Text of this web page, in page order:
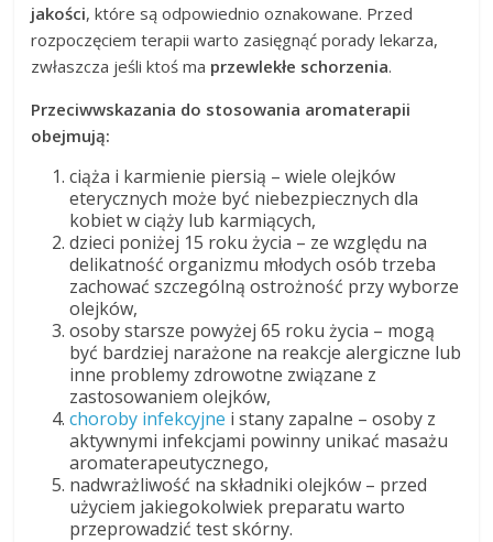
jakości, które są odpowiednio oznakowane. Przed
rozpoczęciem terapii warto zasięgnąć porady lekarza,
zwłaszcza jeśli ktoś ma przewlekłe schorzenia.
Przeciwwskazania do stosowania aromaterapii
obejmują:
ciąża i karmienie piersią – wiele olejków
eterycznych może być niebezpiecznych dla
kobiet w ciąży lub karmiących,
dzieci poniżej 15 roku życia – ze względu na
delikatność organizmu młodych osób trzeba
zachować szczególną ostrożność przy wyborze
olejków,
osoby starsze powyżej 65 roku życia – mogą
być bardziej narażone na reakcje alergiczne lub
inne problemy zdrowotne związane z
zastosowaniem olejków,
choroby infekcyjne i stany zapalne – osoby z
aktywnymi infekcjami powinny unikać masażu
aromaterapeutycznego,
nadwrażliwość na składniki olejków – przed
użyciem jakiegokolwiek preparatu warto
przeprowadzić test skórny.